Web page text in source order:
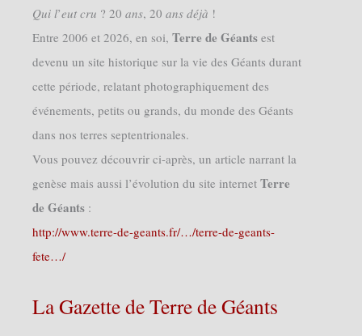
𝑄𝑢𝑖 𝑙’𝑒𝑢𝑡 𝑐𝑟𝑢 ? 20 𝑎𝑛𝑠, 20 𝑎𝑛𝑠 𝑑𝑒́𝑗𝑎̀ !
Entre 2006 et 2026, en soi, Terre de Géants est
devenu un site historique sur la vie des Géants durant
cette période, relatant photographiquement des
événements, petits ou grands, du monde des Géants
dans nos terres septentrionales.
Vous pouvez découvrir ci-après, un article narrant la
genèse mais aussi l’évolution du site internet Terre
de Géants :
http://www.terre-de-geants.fr/…/terre-de-geants-
fete…/
La Gazette de Terre de Géants